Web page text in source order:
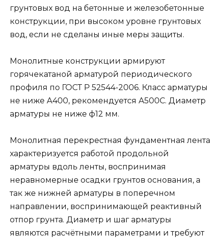
грунтовых вод на бетонные и железобетонные
конструкции, при высоком уровне грунтовых
вод, если не сделаны иные меры защиты.
Монолитные конструкции армируют
горячекатаной арматурой периодического
профиля по ГОСТ Р 52544-2006. Класс арматуры
не ниже А400, рекомендуется А500С. Диаметр
арматуры не ниже ф12 мм.
Монолитная перекрестная фундаментная лента
характеризуется работой продольной
арматуры вдоль ленты, воспринимая
неравномерные осадки грунтов основания, а
так же нижней арматуры в поперечном
направлении, воспринимающей реактивный
отпор грунта. Диаметр и шаг арматуры
являются расчётными параметрами и требуют